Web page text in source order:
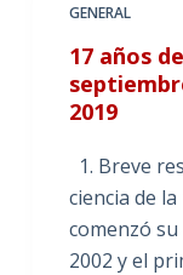
GENERAL
17 años
2019
1. Breve
ciencia de
comenzó
2002 y el